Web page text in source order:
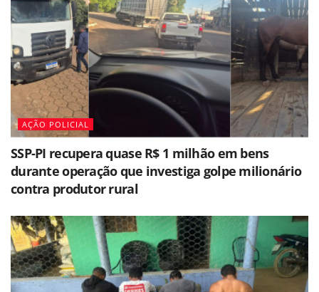
AÇÃO POLICIAL
SSP-PI recupera quase R$ 1 milhão em bens
durante operação que investiga golpe milionário
contra produtor rural